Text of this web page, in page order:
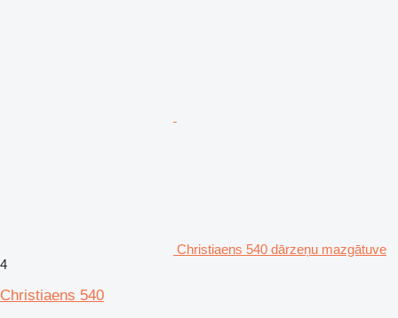
Christiaens 540 dārzeņu mazgātuve
4
Christiaens 540